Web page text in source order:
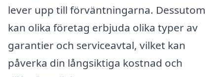
lever upp till förväntningarna. Dessutom
kan olika företag erbjuda olika typer av
garantier och serviceavtal, vilket kan
påverka din långsiktiga kostnad och